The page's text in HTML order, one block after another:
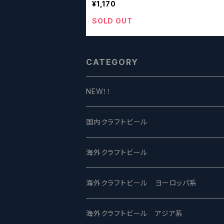
¥1,170
SOLD OUT
CATEGORY
NEW！！
国内クラフトビール
UCHU BREWING -うちゅうブルーイング
バテレ -VERTERE
2nd Story Ale Works -セカンドストーリ
海外クラフトビール
Modern Times モダンタイムズ
Maui マウイ
海外クラフトビール ヨーロッパ系
UnBarred -アンバード
海外クラフトビール アジア系